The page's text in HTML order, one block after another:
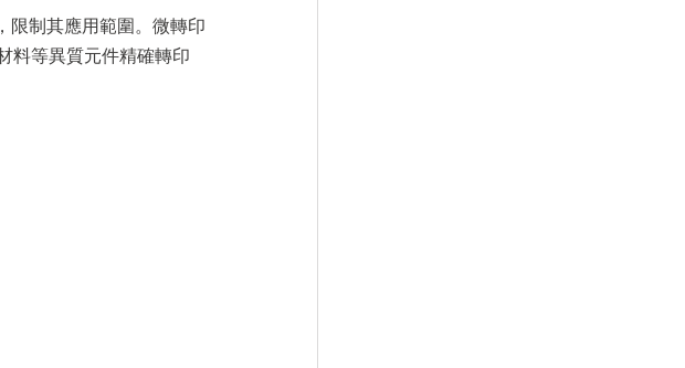
統 Xpedition - PCB 設計
限制其應用範圍。微轉印
料等異質元件精確轉印